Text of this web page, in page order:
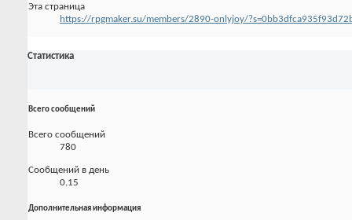
Эта страница
https://rpgmaker.su/members/2890-onlyjoy/
Статистика
Всего сообщений
Всего сообщений
780
Сообщений в день
0.15
Дополнительная информация